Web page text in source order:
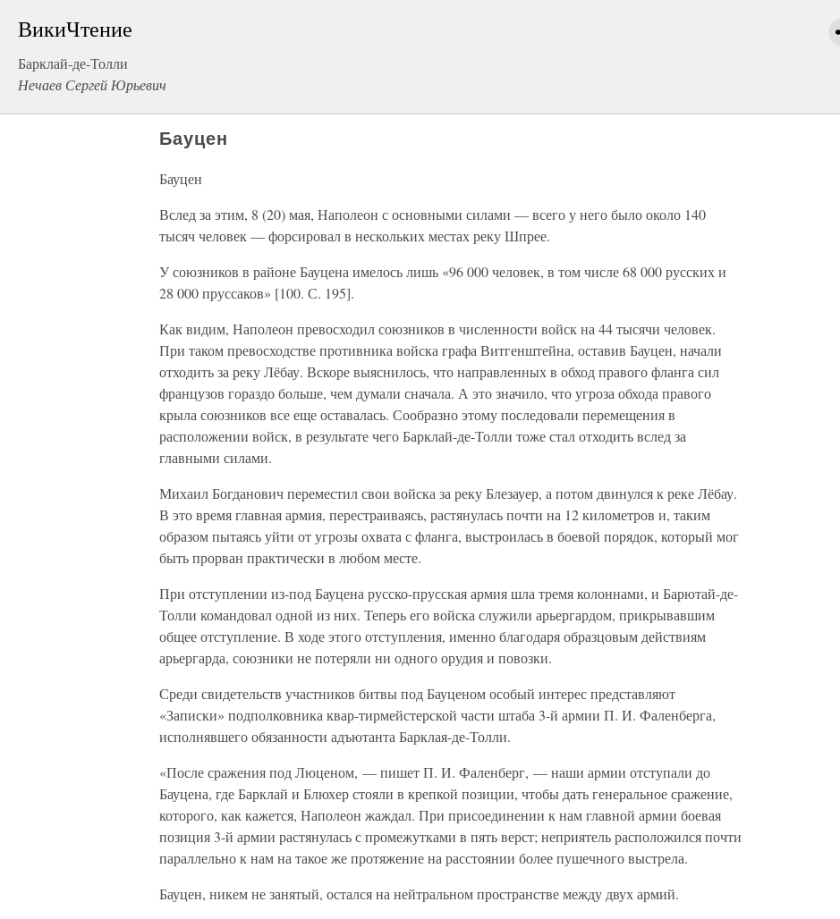
ВикиЧтение
Барклай-де-Толли
Нечаев Сергей Юрьевич
Бауцен
Бауцен
Вслед за этим, 8 (20) мая, Наполеон с основными силами — всего у него было около 140
тысяч человек — форсировал в нескольких местах реку Шпрее.
У союзников в районе Бауцена имелось лишь «96 000 человек, в том числе 68 000 русских и
28 000 пруссаков» [100. С. 195].
Как видим, Наполеон превосходил союзников в численности войск на 44 тысячи человек.
При таком превосходстве противника войска графа Витгенштейна, оставив Бауцен, начали
отходить за реку Лёбау. Вскоре выяснилось, что направленных в обход правого фланга сил
французов гораздо больше, чем думали сначала. А это значило, что угроза обхода правого
крыла союзников все еще оставалась. Сообразно этому последовали перемещения в
расположении войск, в результате чего Барклай-де-Толли тоже стал отходить вслед за
главными силами.
Михаил Богданович переместил свои войска за реку Блезауер, а потом двинулся к реке Лёбау.
В это время главная армия, перестраиваясь, растянулась почти на 12 километров и, таким
образом пытаясь уйти от угрозы охвата с фланга, выстроилась в боевой порядок, который мог
быть прорван практически в любом месте.
При отступлении из-под Бауцена русско-прусская армия шла тремя колоннами, и Барютай-де-
Толли командовал одной из них. Теперь его войска служили арьергардом, прикрывавшим
общее отступление. В ходе этого отступления, именно благодаря образцовым действиям
арьергарда, союзники не потеряли ни одного орудия и повозки.
Среди свидетельств участников битвы под Бауценом особый интерес представляют
«Записки» подполковника квар-тирмейстерской части штаба 3-й армии П. И. Фаленберга,
исполнявшего обязанности адъютанта Барклая-де-Толли.
«После сражения под Люценом, — пишет П. И. Фаленберг, — наши армии отступали до
Бауцена, где Барклай и Блюхер стояли в крепкой позиции, чтобы дать генеральное сражение,
которого, как кажется, Наполеон жаждал. При присоединении к нам главной армии боевая
позиция 3-й армии растянулась с промежутками в пять верст; неприятель расположился почти
параллельно к нам на такое же протяжение на расстоянии более пушечного выстрела.
Бауцен, никем не занятый, остался на нейтральном пространстве между двух армий.